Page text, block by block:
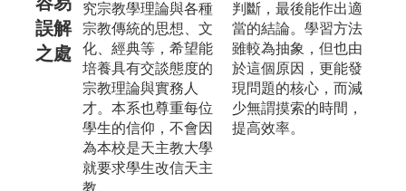
誤解
之處
究宗教學理論與各種
宗教傳統的思想、文
化、經典等，希望能
培養具有交談態度的
宗教理論與實務人
才。本系也尊重每位
學生的信仰，不會因
為本校是天主教大學
就要求學生改信天主
教。
判斷，最後能作出適
當的結論。學習方法
雖較為抽象，但也由
於這個原因，更能發
現問題的核心，而減
少無謂摸索的時間，
提高效率。